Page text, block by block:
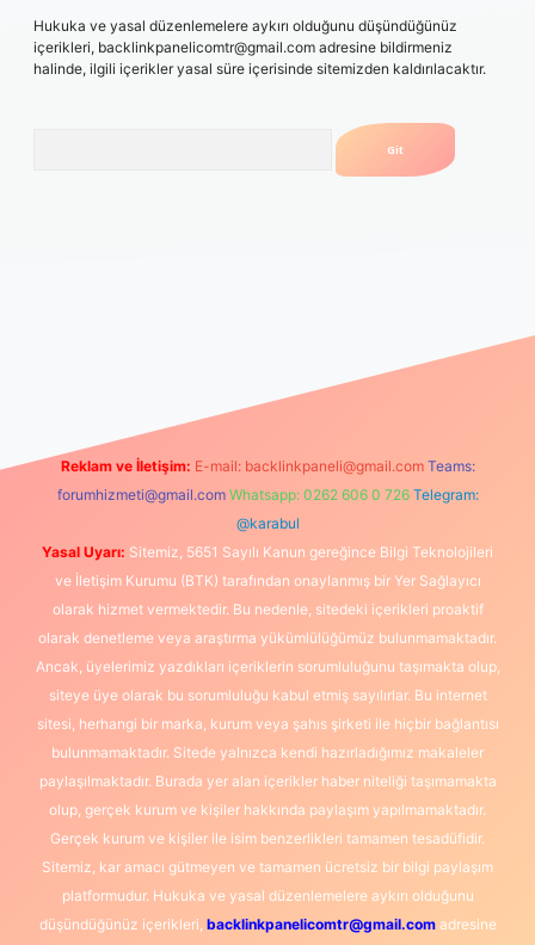
Hukuka ve yasal düzenlemelere aykırı olduğunu düşündüğünüz
içerikleri, backlinkpanelicomtr@gmail.com adresine bildirmeniz
halinde, ilgili içerikler yasal süre içerisinde sitemizden kaldırılacaktır.
Reklam ve İletişim: E-mail: backlinkpaneli@gmail.com Teams:
forumhizmeti@gmail.com Whatsapp: 0262 606 0 726 Telegram:
@karabul
Yasal Uyarı: Sitemiz, 5651 Sayılı Kanun gereğince Bilgi Teknolojileri
ve İletişim Kurumu (BTK) tarafından onaylanmış bir Yer Sağlayıcı
olarak hizmet vermektedir. Bu nedenle, sitedeki içerikleri proaktif
olarak denetleme veya araştırma yükümlülüğümüz bulunmamaktadır.
Ancak, üyelerimiz yazdıkları içeriklerin sorumluluğunu taşımakta olup,
siteye üye olarak bu sorumluluğu kabul etmiş sayılırlar. Bu internet
sitesi, herhangi bir marka, kurum veya şahıs şirketi ile hiçbir bağlantısı
bulunmamaktadır. Sitede yalnızca kendi hazırladığımız makaleler
paylaşılmaktadır. Burada yer alan içerikler haber niteliği taşımamakta
olup, gerçek kurum ve kişiler hakkında paylaşım yapılmamaktadır.
Gerçek kurum ve kişiler ile isim benzerlikleri tamamen tesadüfidir.
Sitemiz, kar amacı gütmeyen ve tamamen ücretsiz bir bilgi paylaşım
platformudur. Hukuka ve yasal düzenlemelere aykırı olduğunu
düşündüğünüz içerikleri, backlinkpanelicomtr@gmail.comadresine